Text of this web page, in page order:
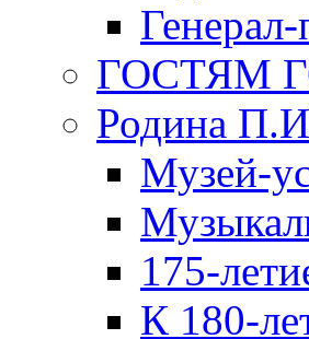
ГОСТЯМ
Родина
Музей-
175-
К 180-